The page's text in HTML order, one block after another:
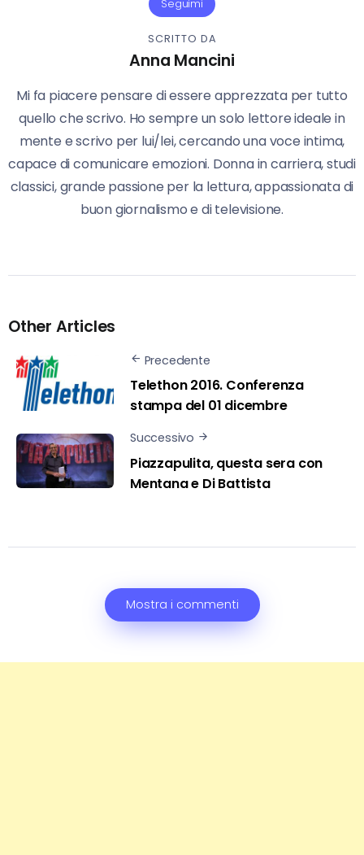
Seguimi
SCRITTO DA
Anna Mancini
Mi fa piacere pensare di essere apprezzata per tutto
quello che scrivo. Ho sempre un solo lettore ideale in
mente e scrivo per lui/lei, cercando una voce intima,
capace di comunicare emozioni. Donna in carriera, studi
classici, grande passione per la lettura, appassionata di
buon giornalismo e di televisione.
Other Articles
Precedente
Telethon 2016. Conferenza
stampa del 01 dicembre
Successivo
Piazzapulita, questa sera con
Mentana e Di Battista
Mostra i commenti